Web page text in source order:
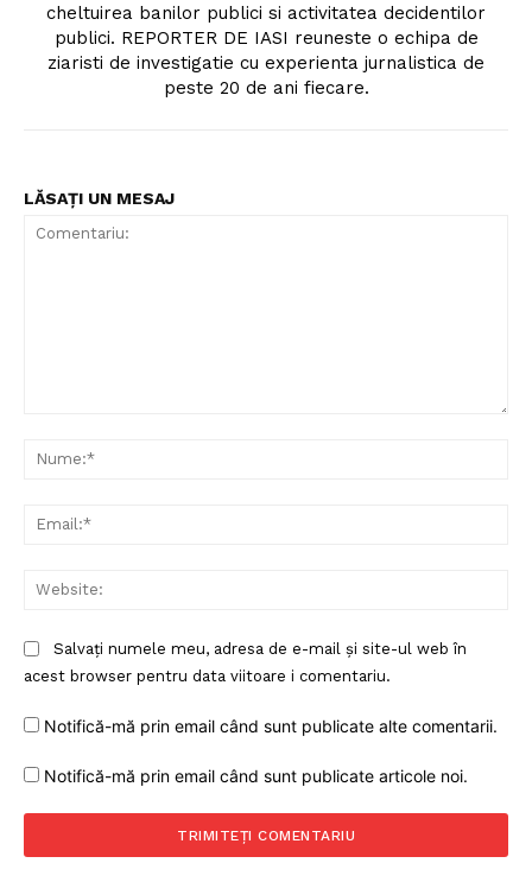
cheltuirea banilor publici si activitatea decidentilor
publici. REPORTER DE IASI reuneste o echipa de
ziaristi de investigatie cu experienta jurnalistica de
peste 20 de ani fiecare.
LĂSAȚI UN MESAJ
Salvați numele meu, adresa de e-mail și site-ul web în
acest browser pentru data viitoare i comentariu.
Notifică-mă prin email când sunt publicate alte comentarii.
Notifică-mă prin email când sunt publicate articole noi.